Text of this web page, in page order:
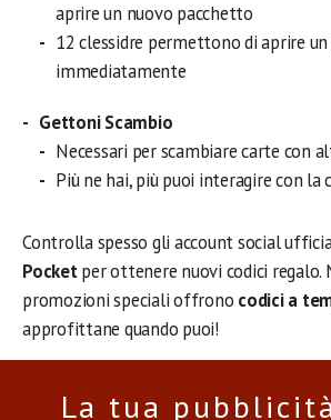
aprire un nuovo pacchetto
12 clessidre permettono di aprire
immediatamente
Gettoni Scambio
Necessari per scambiare carte con
Più ne hai, più puoi interagire con la
Controlla spesso gli account social
Pocketper ottenere nuovi codici regalo.
promozioni speciali offrono codici a
approfittane quando puoi!
La tua